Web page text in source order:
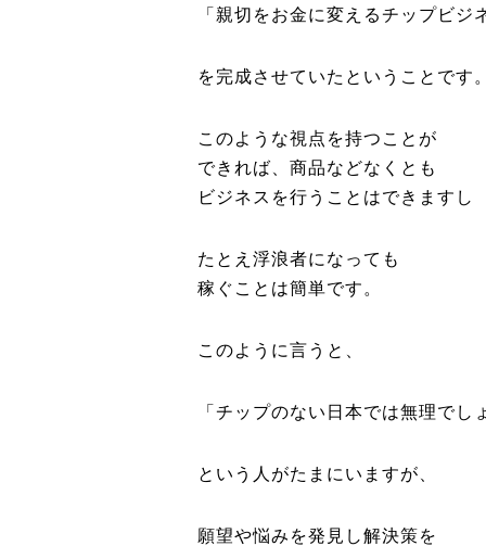
「親切をお金に変えるチップビジ
を完成させていたということです。
このような視点を持つことが
できれば、商品などなくとも
ビジネスを行うことはできますし
たとえ浮浪者になっても
稼ぐことは簡単です。
このように言うと、
「チップのない日本では無理でし
という人がたまにいますが、
願望や悩みを発見し解決策を